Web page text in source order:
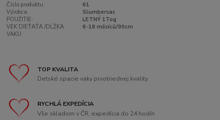
Číslo produktu:
61
Výrobca:
Slumbersac
POUŽITIE:
LETNÝ 1Tog
VEK DIEŤAŤA /DĹŽKA
VAKU:
6-18 měsíců/90cm
TOP KVALITA
Detské spacie vaky prvotriednej kvality
RYCHLÁ EXPEDÍCIA
Vše skladom v ČR, expedícia do 24 hodín